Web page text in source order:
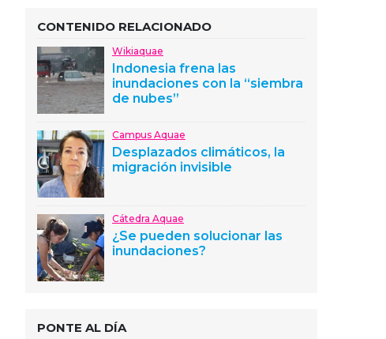
CONTENIDO RELACIONADO
Wikiaquae
Indonesia frena las
inundaciones con la “siembra
de nubes”
Campus Aquae
Desplazados climáticos, la
migración invisible
Cátedra Aquae
¿Se pueden solucionar las
inundaciones?
PONTE AL DÍA